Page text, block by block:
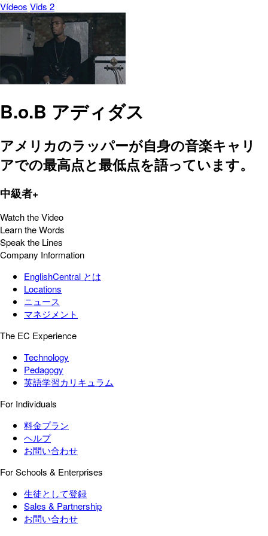
Vídeos Vids 2
B.o.B アディダス
アメリカのラッパーが自身の音楽キャリ
アでの最高点と最低点を語っています。
中級者+
Watch the Video
Learn the Words
Speak the Lines
Company Information
EnglishCentral とは
Locations
ニュース
マネジメント
The EC Experience
Technology
Pedagogy
英語学習カリキュラム
For Individuals
料金プラン
ヘルプ
お問い合わせ
For Schools & Enterprises
生徒として登録
Sales & Partnership
お問い合わせ